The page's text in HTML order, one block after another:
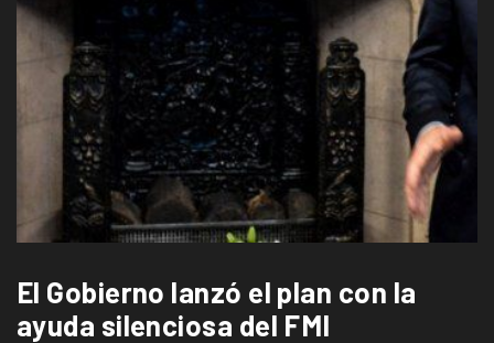
El Gobierno lanzó el plan con la
ayuda silenciosa del FMI